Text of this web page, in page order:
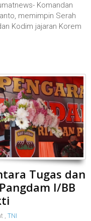
Komandan
memimpin Serah
Kodim jajaran Korem
Tugas dan
I/BB
, TNI